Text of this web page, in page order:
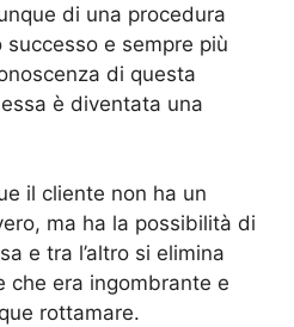
di una procedura
e sempre più
di questa
è diventata una
il cliente non ha un
ma ha la possibilità di
e tra l’altro si elimina
che era ingombrante e
rottamare.